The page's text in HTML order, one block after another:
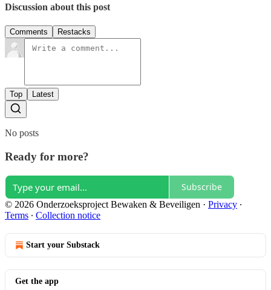
Discussion about this post
Comments Restacks
Top Latest
No posts
Ready for more?
Subscribe
© 2026 Onderzoeksproject Bewaken & Beveiligen · Privacy ∙
Terms ∙ Collection notice
Start your Substack
Get the app